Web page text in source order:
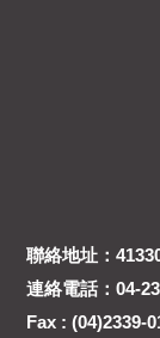
聯絡地址：
連絡電話：04-
Fax : (04)2339-